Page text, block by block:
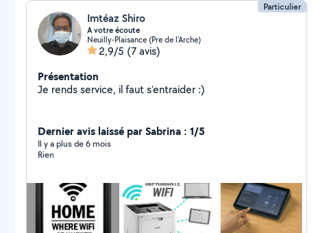
Particulier
Imtéaz Shiro
A votre écoute
Neuilly-Plaisance (Pre de l'Arche)
2,9/5 (7 avis)
Présentation
Je rends service, il faut s'entraider :)
Dernier avis laissé par Sabrina : 1/5
Il y a plus de 6 mois
Rien